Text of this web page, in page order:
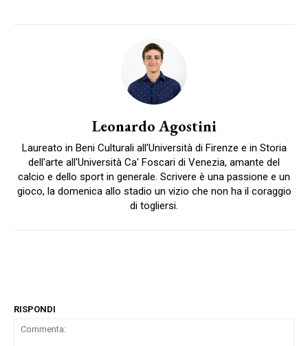
Leonardo Agostini
Laureato in Beni Culturali all'Università di Firenze e in Storia
dell'arte all'Università Ca' Foscari di Venezia, amante del
calcio e dello sport in generale. Scrivere è una passione e un
gioco, la domenica allo stadio un vizio che non ha il coraggio
di togliersi.
RISPONDI